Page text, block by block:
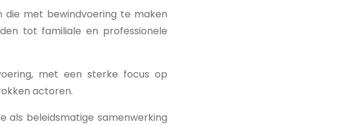
die met bewindvoering te maken
tot familiale en professionele
met een sterke focus op
actoren.
als beleidsmatige samenwerking